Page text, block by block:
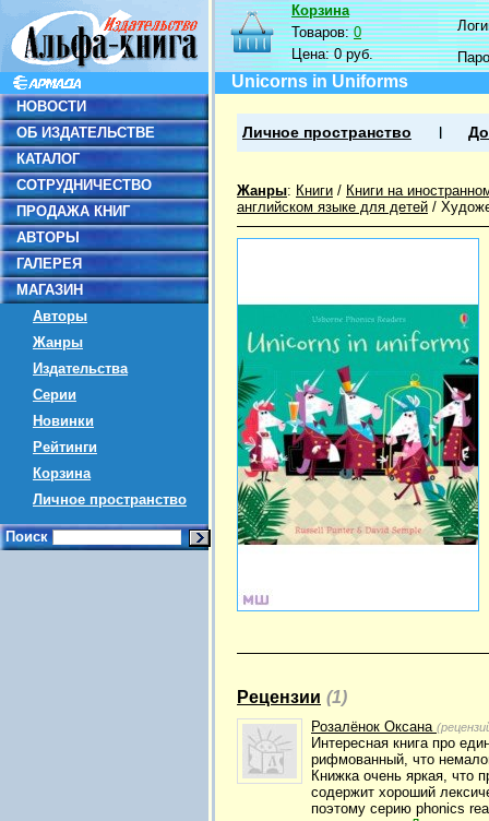
НОВОСТИ
ОБ ИЗДАТЕЛЬСТВЕ
КАТАЛОГ
СОТРУДНИЧЕСТВО
ПРОДАЖА КНИГ
АВТОРЫ
ГАЛЕРЕЯ
МАГАЗИН
Авторы
Жанры
Издательства
Серии
Новинки
Рейтинги
Корзина
Личное пространство
Поиск
Корзина
Товаров:0
Цена:0 руб.
Unicorns in Uniforms
Личное пространство
Жанры: Книги / Книги на
английском языке для детей /
Рецензии (1)
Розалёнок Оксана
Интересная книга про
рифмованный, что
Книжка очень яркая, что
содержит хороший
поэтому серию phonics